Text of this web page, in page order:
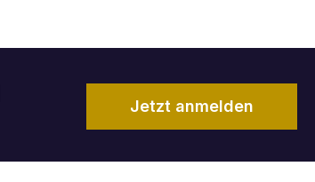
Jetzt anmelden